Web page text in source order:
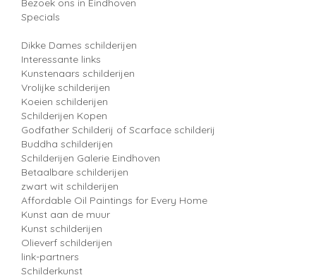
Bezoek ons in Eindhoven
Specials
Dikke Dames schilderijen
Interessante links
Kunstenaars schilderijen
Vrolijke schilderijen
Koeien schilderijen
Schilderijen Kopen
Godfather Schilderij of Scarface schilderij
Buddha schilderijen
Schilderijen Galerie Eindhoven
Betaalbare schilderijen
zwart wit schilderijen
Affordable Oil Paintings for Every Home
Kunst aan de muur
Kunst schilderijen
Olieverf schilderijen
link-partners
Schilderkunst